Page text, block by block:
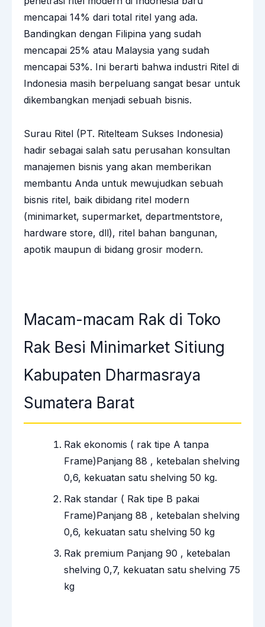
mencapai 14% dari total ritel yang ada.
Bandingkan dengan Filipina yang sudah
mencapai 25% atau Malaysia yang sudah
mencapai 53%. Ini berarti bahwa industri Ritel di
Indonesia masih berpeluang sangat besar untuk
dikembangkan menjadi sebuah bisnis.
Surau Ritel (PT. Ritelteam Sukses Indonesia)
hadir sebagai salah satu perusahan konsultan
manajemen bisnis yang akan memberikan
membantu Anda untuk mewujudkan sebuah
bisnis ritel, baik dibidang ritel modern
(minimarket, supermarket, departmentstore,
hardware store, dll), ritel bahan bangunan,
apotik maupun di bidang grosir modern.
Macam-macam Rak di Toko
Rak Besi Minimarket Sitiung
Kabupaten Dharmasraya
Sumatera Barat
Rak ekonomis ( rak tipe A tanpa
Frame)Panjang 88 , ketebalan shelving
0,6, kekuatan satu shelving 50 kg.
Rak standar ( Rak tipe B pakai
Frame)Panjang 88 , ketebalan shelving
0,6, kekuatan satu shelving 50 kg
Rak premium Panjang 90 , ketebalan
shelving 0,7, kekuatan satu shelving 75
kg